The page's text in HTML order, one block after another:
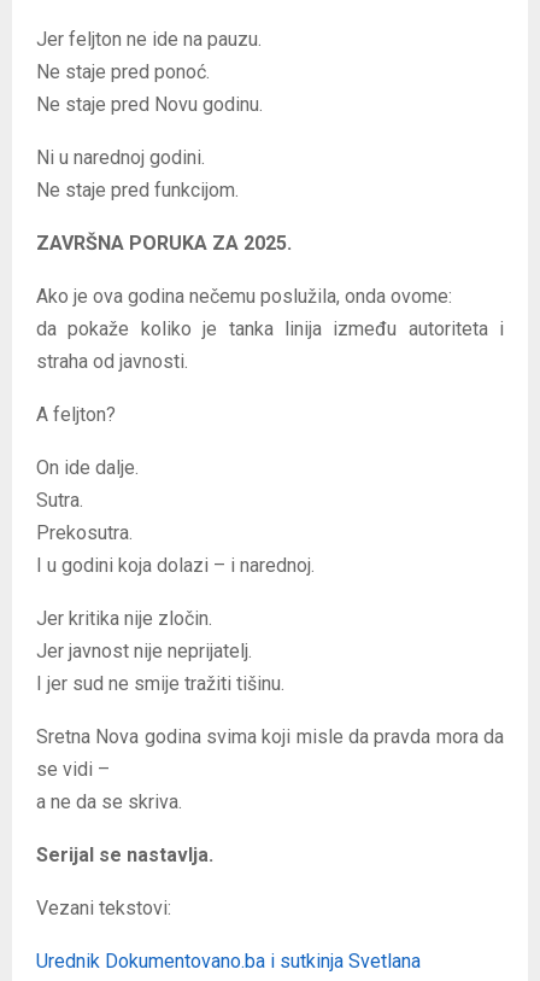
Jer feljton ne ide na pauzu.
Ne staje pred ponoć.
Ne staje pred Novu godinu.
Ni u narednoj godini.
Ne staje pred funkcijom.
ZAVRŠNA PORUKA ZA 2025.
Ako je ova godina nečemu poslužila, onda ovome:
da pokaže koliko je tanka linija između autoriteta i
straha od javnosti.
A feljton?
On ide dalje.
Sutra.
Prekosutra.
I u godini koja dolazi – i narednoj.
Jer kritika nije zločin.
Jer javnost nije neprijatelj.
I jer sud ne smije tražiti tišinu.
Sretna Nova godina svima koji misle da pravda mora da
se vidi –
a ne da se skriva.
Serijal se nastavlja.
Vezani tekstovi:
Urednik Dokumentovano.ba i sutkinja Svetlana